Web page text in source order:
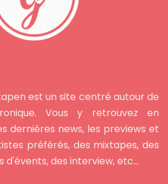
est un site centré autour de
Vous y retrouvez en
dernières news, les previews et
préférés, des mixtapes, des
d'évents, des interview, etc...